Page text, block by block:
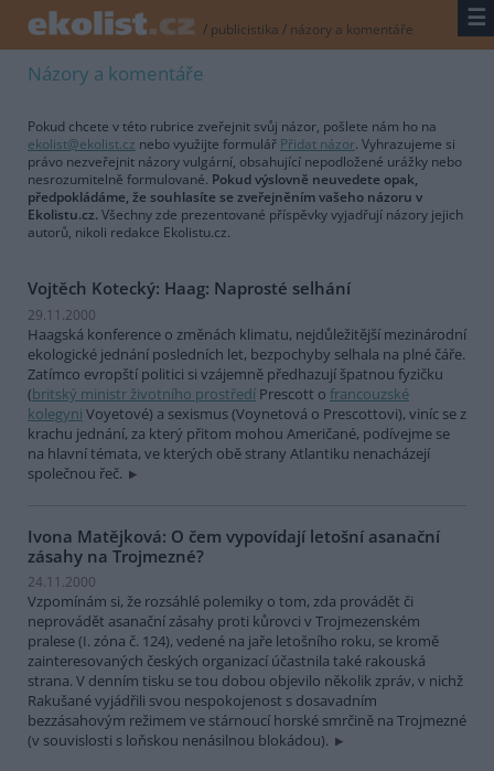
/ publicistika / názory a komentáře ☰
Názory a komentáře
Pokud chcete v této rubrice zveřejnit svůj názor, pošlete nám ho na
ekolist@ekolist.cz nebo využijte formulář Přidat názor. Vyhrazujeme si
právo nezveřejnit názory vulgární, obsahující nepodložené urážky nebo
nesrozumitelně formulované. Pokud výslovně neuvedete opak,
předpokládáme, že souhlasíte se zveřejněním vašeho názoru v
Ekolistu.cz. Všechny zde prezentované příspěvky vyjadřují názory jejich
autorů, nikoli redakce Ekolistu.cz.
Vojtěch Kotecký: Haag: Naprosté selhání
29.11.2000
Haagská konference o změnách klimatu, nejdůležitější mezinárodní
ekologické jednání posledních let, bezpochyby selhala na plné čáře.
Zatímco evropští politici si vzájemně předhazují špatnou fyzičku
(britský ministr životního prostředí Prescott o francouzské
kolegyni Voyetové) a sexismus (Voynetová o Prescottovi), viníc se z
krachu jednání, za který přitom mohou Američané, podívejme se
na hlavní témata, ve kterých obě strany Atlantiku nenacházejí
společnou řeč.
Ivona Matějková: O čem vypovídají letošní asanační
zásahy na Trojmezné?
24.11.2000
Vzpomínám si, že rozsáhlé polemiky o tom, zda provádět či
neprovádět asanační zásahy proti kůrovci v Trojmezenském
pralese (I. zóna č. 124), vedené na jaře letošního roku, se kromě
zainteresovaných českých organizací účastnila také rakouská
strana. V denním tisku se tou dobou objevilo několik zpráv, v nichž
Rakušané vyjádřili svou nespokojenost s dosavadním
bezzásahovým režimem ve stárnoucí horské smrčině na Trojmezné
(v souvislosti s loňskou nenásilnou blokádou).